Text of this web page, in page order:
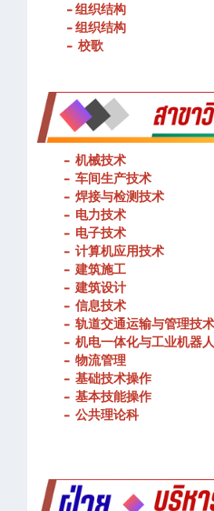
- 组织结构
- 组织结构
- 校歌
- 机械技术
- 车间生产技术
- 焊接与检测技术
- 电力技术
- 电子技术
- 计算机应用技术
-建筑施工
-建筑设计
- 信息技术
- 轨道交通运输与管理技术
- 机电一体化与工业机器人
- 物流管理
- 基础技术操作
- 基本技能操作
- 公共理论科